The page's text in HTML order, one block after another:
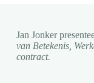
Jan Jonker
van Betekenis,
contract.